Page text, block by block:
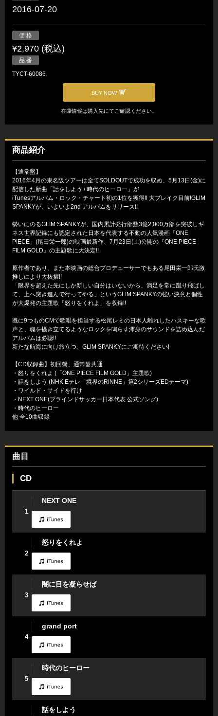
2016-07-20
価 格
¥2,970 (税込)
品 番
TYCT-60086
BUY NOW
在庫情報は購入先にてご確認ください。
商品紹介
【通常盤】
2016年4月の東名阪ツアーは全てSOLDOUTで成功を収め、5月13日(金)に
配信した新曲「話をしよう / 時代のヒーロー」が
iTunesアルバム・ロック・チャート初の1位を獲得!! 大ブレイク目前!GLIM
SPANKYが、いよいよ2nd アルバムをリリース!!
勢いにのるGLIM SPANKYが、国内累計発行部数3億2,000万部を突破しギ
ネス世界記録にも認定された日本を代表する不動の人気漫画「ONE
PIECE」(尾田栄一郎)の映画最新作、7月23日(土)公開の『ONE PIECE
FILM GOLD』の主題歌に大決定!!
原作者であり、また本映画の総合プロデューサーでもある尾田栄一郎氏激
推しにより大抜擢!!
「限界を超えた先にしか新しい自分はいないから、満足を常に蹴り飛ばし
て、上へ突き進んで行ってやる」というGLIM SPANKYの強い決意と個性
が大爆発の主題歌「怒りをくれよ」を収録!!
既に9つものCMで歌唱を担当する松尾レミの日本人離れしたハスキーな歌
声と、魂を掻き立てるようなロックを鳴らす渾身のサウンドを詰め込んだ
アルバムは必聴!!
新たな航海に向け旅立つ、GLIM SPANKYにご期待ください!
【CD収録曲】初回盤、通常盤共通
・怒りをくれよ (「ONE PIECE FILM GOLD」主題歌)
・話をしよう (NHK Eテレ「境界のRINNE」第2シリーズEDテーマ)
・ワイルド・サイドを行け
・NEXT ONE(ブラインドサッカー日本代表 公式ソング)
・時代のヒーロー
他 全10曲収録
曲目
CD
1
NEXT ONE
2
怒りをくれよ
3
闇に目を凝らせば
4
grand port
5
時代のヒーロー
話をしよう